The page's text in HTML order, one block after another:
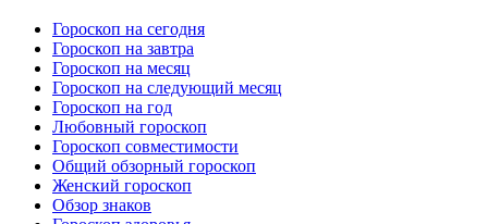
Гороскоп на сегодня
Гороскоп на завтра
Гороскоп на месяц
Гороскоп на следующий месяц
Гороскоп на год
Любовный гороскоп
Гороскоп совместимости
Общий обзорный гороскоп
Женский гороскоп
Обзор знаков